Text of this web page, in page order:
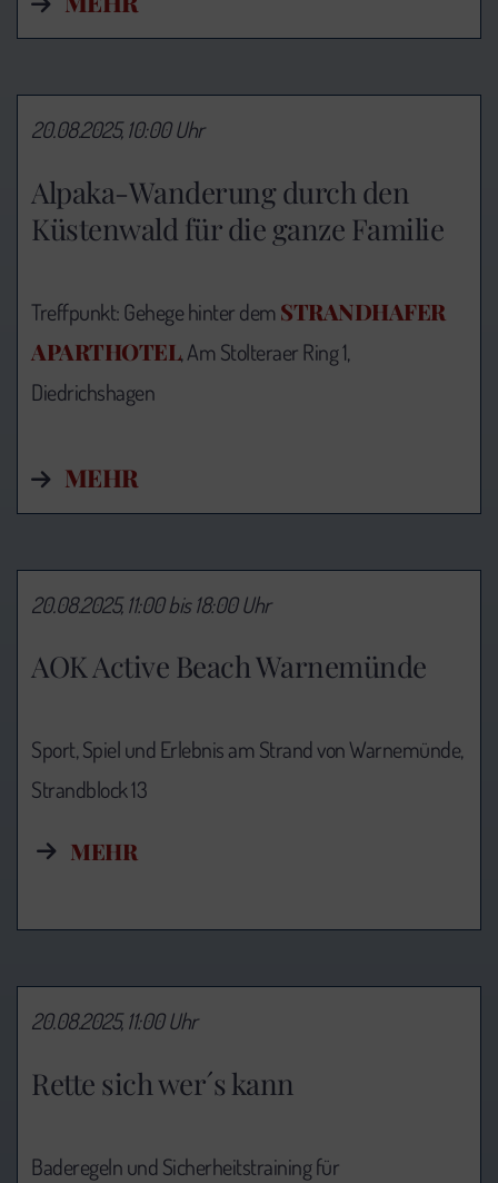
Alpaka-Wanderung durch den
Küstenwald für die ganze Familie
20.08.2025, 10:00 Uhr
Treffpunkt: Gehege hinter demSTRANDHAFER
APARTHOTEL, Am Stolteraer Ring 1,
Diedrichshagen
MEHR
AOK Active Beach Warnemünde
20.08.2025, 11:00 bis 18:00 Uhr
Sport, Spiel und Erlebnis am Strand von Warnemünde,
Strandblock 13
MEHR
Rette sich wer´s kann
20.08.2025, 11:00 Uhr
Baderegeln und Sicherheitstraining für